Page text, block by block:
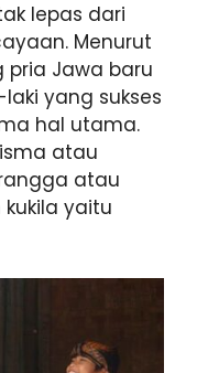
lepas dari
Menurut
pria Jawa baru
yang sukses
hal utama.
atau
atau
yaitu